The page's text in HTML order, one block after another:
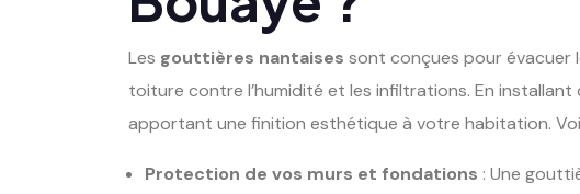
Les gouttières nantaises sont conçues pour évacuer
toiture contre l’humidité et les infiltrations. En
apportant une finition esthétique à votre habitation.
Protection de vos murs et fondations : Une